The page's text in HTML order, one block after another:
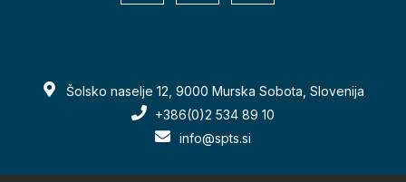
Šolsko naselje 12, 9000 Murska Sobota, Slovenija
+386(0)2 534 89 10
info@spts.si